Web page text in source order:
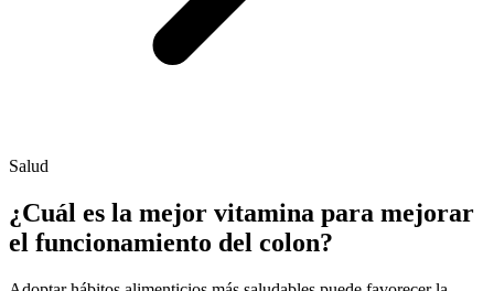
Salud
¿Cuál es la mejor vitamina para mejorar
el funcionamiento del colon?